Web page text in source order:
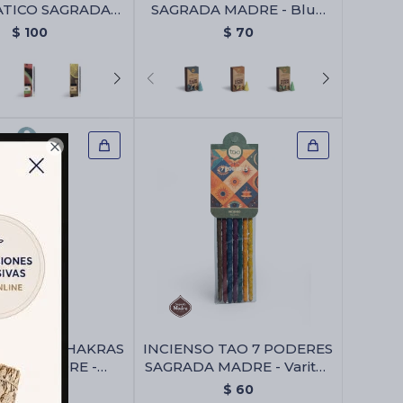

SAGRADA
- Uva
$ 100
SAGRADA MADRE - Blue
Dream
$ 70
TAO 7 CHAKRAS
MADRE -
7 Chakras
$
INCIENSO TAO 7 PODERES
SAGRADA MADRE - Varitas
7 Poderes
$ 60